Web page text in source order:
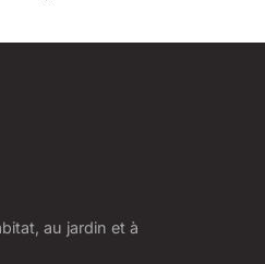
au jardin et à